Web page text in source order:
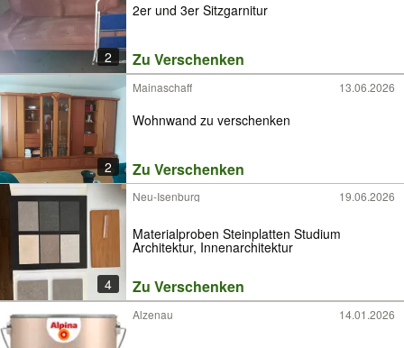
2
2er und 3er Sitzgarnitur
Zu Verschenken
2
Mainaschaff 13.06.2026
Wohnwand zu verschenken
Zu Verschenken
4
Neu-Isenburg 19.06.2026
Materialproben Steinplatten Studium
Architektur, Innenarchitektur
Zu Verschenken
Alzenau 14.01.2026